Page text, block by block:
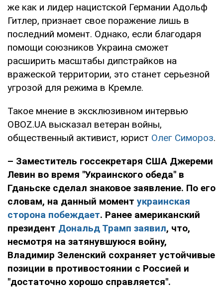
же как и лидер нацистской Германии Адольф
Гитлер, признает свое поражение лишь в
последний момент. Однако, если благодаря
помощи союзников Украина сможет
расширить масштабы дипстрайков на
вражеской территории, это станет серьезной
угрозой для режима в Кремле.
Такое мнение в эксклюзивном интервью
OBOZ.UA высказал ветеран войны,
общественный активист, юрист Олег Симороз.
– Заместитель госсекретаря США Джереми
Левин во время "Украинского обеда" в
Гданьске сделал знаковое заявление. По его
словам, на данный момент украинская
сторона побеждает. Ранее американский
президент Дональд Трамп заявил, что,
несмотря на затянувшуюся войну,
Владимир Зеленский сохраняет устойчивые
позиции в противостоянии с Россией и
"достаточно хорошо справляется".